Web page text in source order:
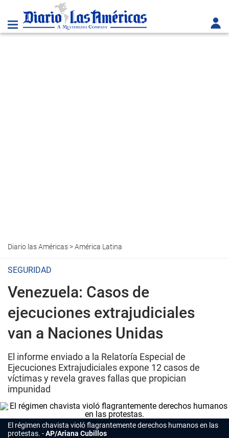
Diario las Américas>América Latina
SEGURIDAD
Venezuela: Casos de
ejecuciones extrajudiciales
van a Naciones Unidas
El informe enviado a la Relatoría Especial de
Ejecuciones Extrajudiciales expone 12 casos de
víctimas y revela graves fallas que propician
impunidad
El régimen chavista violó flagrantemente derechos humanos en las
protestas.
AP/Ariana Cubillos